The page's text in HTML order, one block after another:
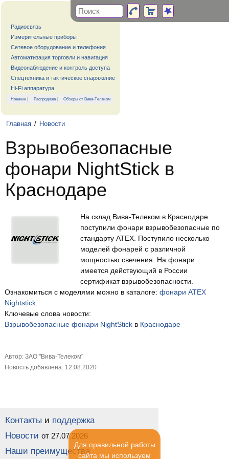
Радиосвязь
Измерительные приборы
Сетевое оборудование и телефония
Автоматизация торговли и навигация
Видеонаблюдение и контроль доступа
Спецтехника и тактическое снаряжение
Hi-Fi аппаратура
Новинки | Распродажа| Обзоры от Вива-Телеком
Главная / Новости
Взрывобезопасные
фонари NightStick в
Краснодаре
На склад Вива-Телеком в Краснодаре
поступили фонари взрывобезопасные по
стандарту ATEX. Поступило несколько
моделей фонарей с различной
мощностью свечения. На фонари
имеется действующий в России
сертификат взрывобезопасности.
Ознакомиться с моделями можно в каталоге: фонари ATEX
Nightstick.
Ключевые слова новости:
Взрывобезопасные фонари NightStickв Краснодаре
Автор: ЗАО "Вива-Телеком"
Новость добавлена: 12.08.2020
Контакты и поддержка
Новости от 27.07.2026
Наши преимущества
Для правильной работы
сайта мы используем